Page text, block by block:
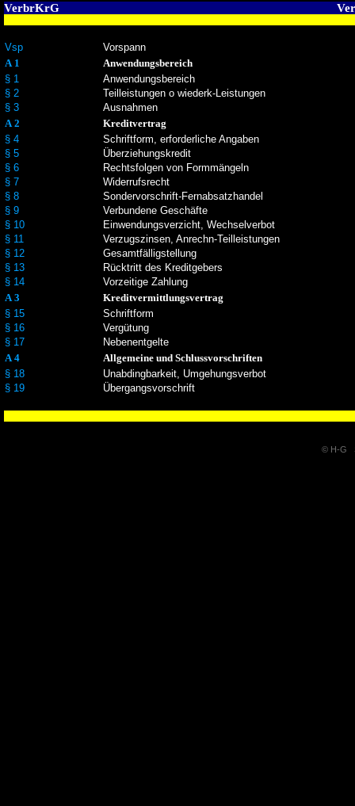
VerbrKrG
Vsp
Vorspann
A 1
Anwendungsbereich
§ 1
§ 2
§ 3
Anwendungsbereich
Teilleistungen o wiederk-Leistungen
Ausnahmen
A 2
Kreditvertrag
§ 4
§ 5
§ 6
§ 7
§ 8
§ 9
§ 10
§ 11
§ 12
§ 13
§ 14
Schriftform, erforderliche Angaben
Überziehungskredit
Rechtsfolgen von Formmängeln
Widerrufsrecht
Sondervorschrift-Fernabsatzhandel
Verbundene Geschäfte
Einwendungsverzicht, Wechselverbot
Verzugszinsen, Anrechn-Teilleistungen
Gesamtfälligstellung
Rücktritt des Kreditgebers
Vorzeitige Zahlung
A 3
Kreditvermittlungsvertrag
§ 15
§ 16
§ 17
Schriftform
Vergütung
Nebenentgelte
A 4
Allgemeine und Schlussvorschriften
§ 18
§ 19
Unabdingbarkeit, Umgehungsverbot
Übergangsvorschrift
© H-G